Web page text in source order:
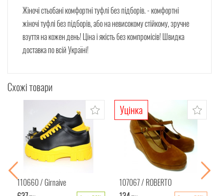
Жіночі стьобані комфортні туфлі без підборів. - комфортні
жіночі туфлі без підборів, або на невисокому стійкому, зручне
взуття на кожен день! Ціна і якість без компромісів! Швидка
доставка по всій Україні!
Схожі товари
110660 Girnaive
Уцінка
107067 ROBERTO